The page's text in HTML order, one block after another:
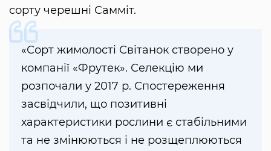
сорту черешні Самміт.
«Сорт жимолості Світанок створено у
компанії «Фрутек». Селекцію ми
розпочали у 2017 р. Спостереження
засвідчили, що позитивні
характеристики рослини є стабільними
та не змінюються і не розщеплюються